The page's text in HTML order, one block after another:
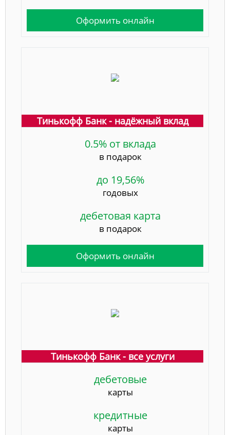
Оформить онлайн
Тинькофф Банк - надёжный вклад
0.5% от вклада
в подарок
до 19,56%
годовых
дебетовая карта
в подарок
Оформить онлайн
Тинькофф Банк - все услуги
дебетовые
карты
кредитные
карты